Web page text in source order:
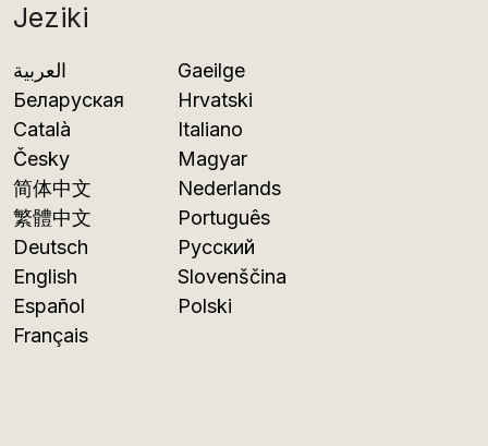
Jeziki
العربية
Беларуская
Català
Česky
简体中文
繁體中文
Deutsch
English
Español
Français
Gaeilge
Hrvatski
Italiano
Magyar
Nederlands
Português
Русский
Slovenščina
Polski